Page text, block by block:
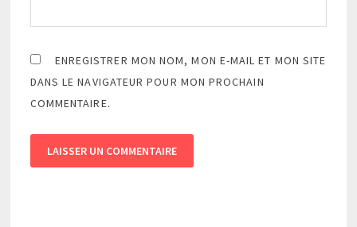
ENREGISTRER MON NOM, MON E-MAIL ET MON SITE
DANS LE NAVIGATEUR POUR MON PROCHAIN
COMMENTAIRE.